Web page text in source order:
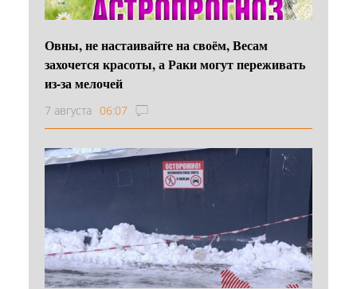
Овны, не настаивайте на своём, Весам
захочется красоты, а Раки могут переживать
из-за мелочей
7 августа 06:07